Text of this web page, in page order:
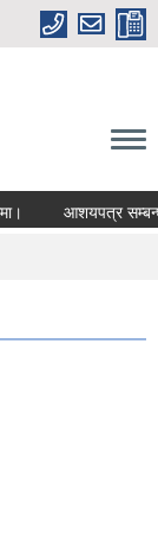
आशयपत्र सम्बन्धी